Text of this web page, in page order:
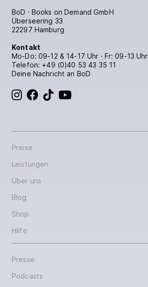
BoD · Books on Demand GmbH
Überseering 33
22297 Hamburg
Kontakt
Mo-Do: 09-12 & 14-17 Uhr · Fr: 09-13 Uhr
Telefon: +49 (0)40 53 43 35 11
Deine Nachricht an BoD
BoD bei Instagram
BoD bei Facebook
BoD bei TikTok
Preise
Leistungen
Über uns
Blog
Shop
Hilfe
Presse
Podcasts